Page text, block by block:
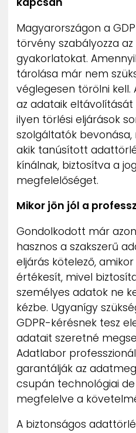
Magyarországon a
törvény szabályozza
gyakorlatokat.
tárolása már nem
véglegesen törölni
az adataik eltávolítását
ilyen törlési eljárások
szolgáltatók
akik tanúsított
kínálnak, biztosítva a
megfelelőséget.
Mikor jön jól a
Gondolkodott már
hasznos a szakszerű
eljárás kötelező,
értékesít, mivel
személyes adatok ne
kézbe. Ugyanígy
GDPR-kérésnek tesz
adatait szeretné
Adatlabor
garantálják az
csupán technológiai
megfelelve a
A biztonságos